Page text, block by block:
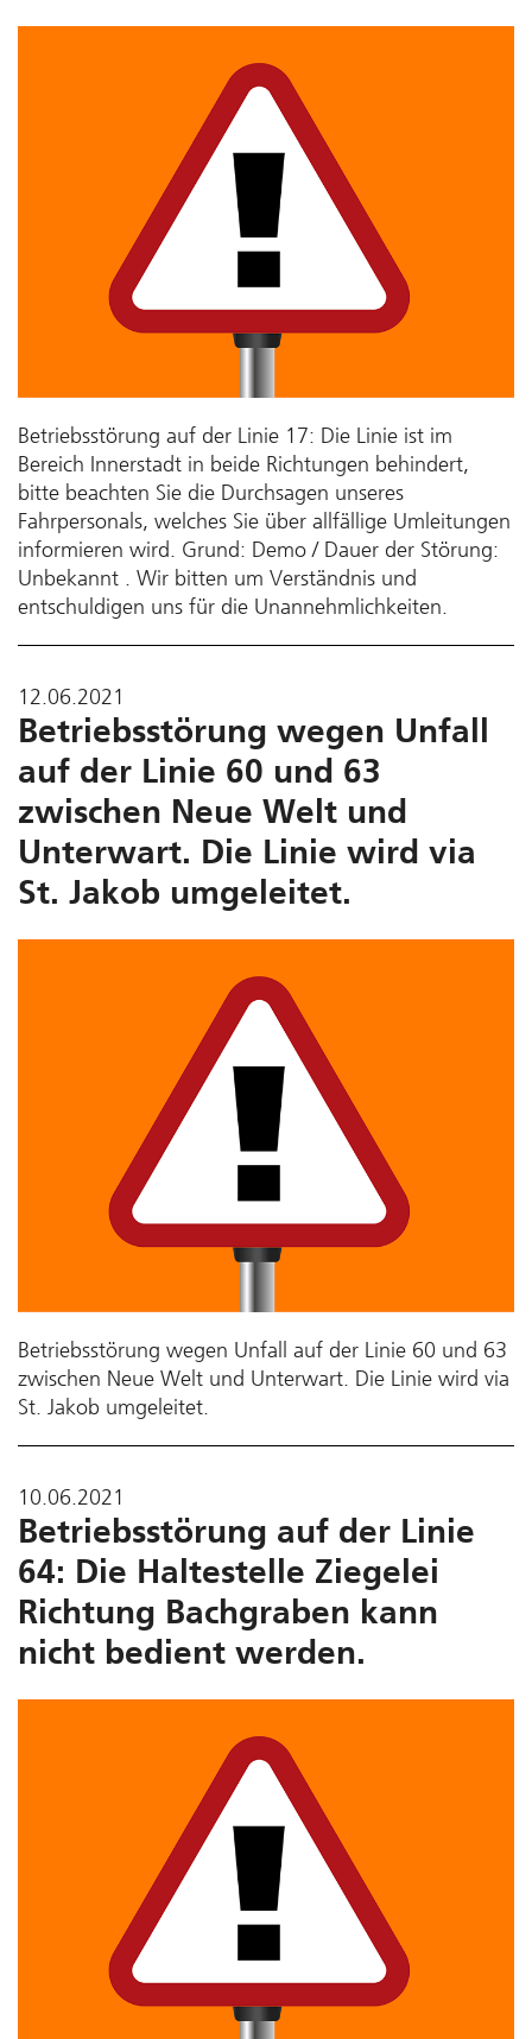
Betriebsstörung auf der Linie 17: Die Linie ist im
Bereich Innerstadt in beide Richtungen behindert,
bitte beachten Sie die Durchsagen unseres
Fahrpersonals, welches Sie über allfällige Umleitungen
informieren wird. Grund: Demo / Dauer der Störung:
Unbekannt . Wir bitten um Verständnis und
entschuldigen uns für die Unannehmlichkeiten.
12.06.2021
Betriebsstörung wegen Unfall
auf der Linie 60 und 63
zwischen Neue Welt und
Unterwart. Die Linie wird via
St. Jakob umgeleitet.
Betriebsstörung wegen Unfall auf der Linie 60 und 63
zwischen Neue Welt und Unterwart. Die Linie wird via
St. Jakob umgeleitet.
10.06.2021
Betriebsstörung auf der Linie
64: Die Haltestelle Ziegelei
Richtung Bachgraben kann
nicht bedient werden.